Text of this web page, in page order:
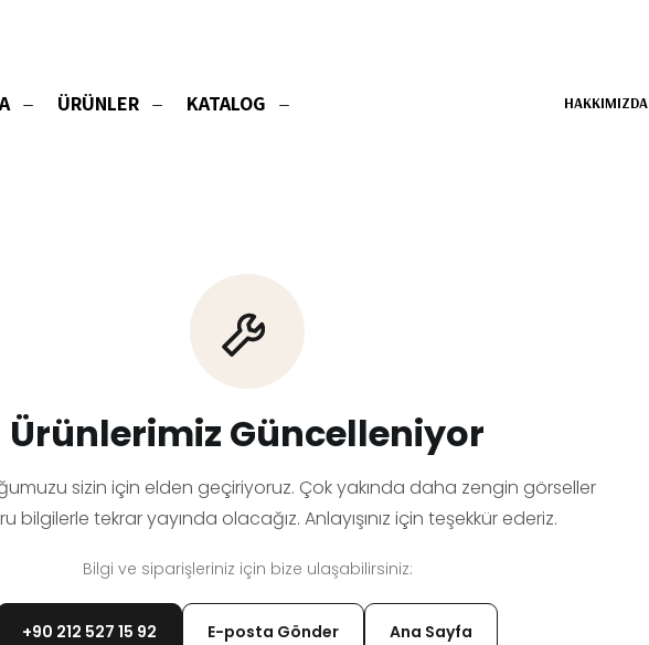
ÜRÜNLER KATALOG HAKKIMIZDA
Ürünlerimiz Güncelleniyor
sizin için elden geçiriyoruz. Çok yakında daha zengin görseller
bilgilerle tekrar yayında olacağız. Anlayışınız için teşekkür ederiz.
Bilgi ve siparişleriniz için bize ulaşabilirsiniz:
+90 212 527 15 92 E-posta Gönder Ana Sayfa